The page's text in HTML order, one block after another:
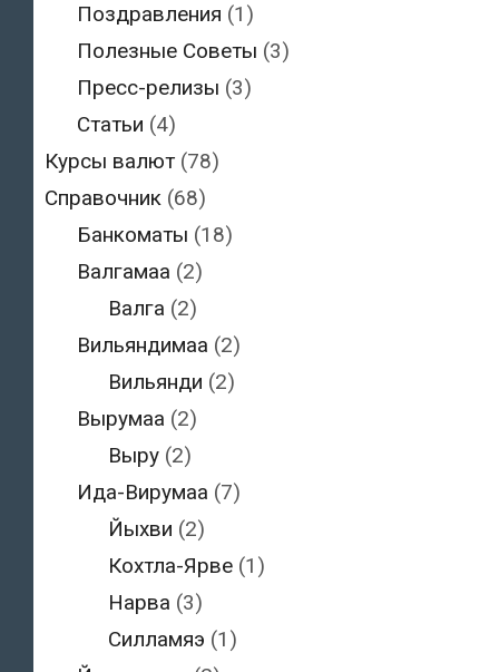
Поздравления (1)
Полезные Советы (3)
Пресс-релизы (3)
Статьи (4)
Курсы валют (78)
Справочник (68)
Банкоматы (18)
Валгамаа (2)
Валга (2)
Вильяндимаа (2)
Вильянди (2)
Вырумаа (2)
Выру (2)
Ида-Вирумаа (7)
Йыхви (2)
Кохтла-Ярве (1)
Нарва (3)
Силламяэ (1)